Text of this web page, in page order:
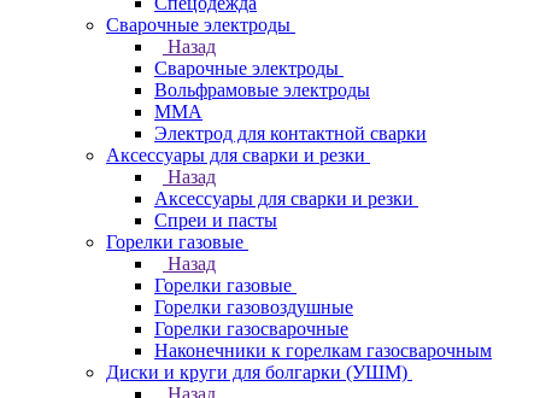
Сварочные электроды
Назад
Сварочные электроды
Вольфрамовые электроды
ММА
Электрод для контактной сварки
Аксессуары для сварки и резки
Назад
Аксессуары для сварки и резки
Спреи и пасты
Горелки газовые
Назад
Горелки газовые
Горелки газовоздушные
Горелки газосварочные
Наконечники к горелкам газосварочным
Диски и круги для болгарки (УШМ)
Назад